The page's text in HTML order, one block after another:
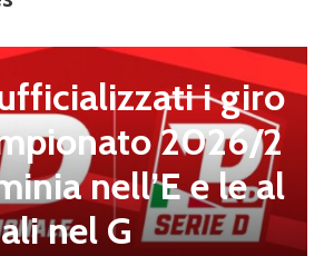
i giro
2026/2
nell’E e le al
nel G